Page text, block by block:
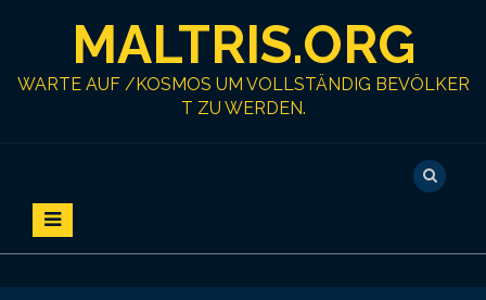
MALTRIS.ORG
WARTE AUF /KOSMOS UM VOLLSTÄNDIG BEVÖLKER
T ZU WERDEN.